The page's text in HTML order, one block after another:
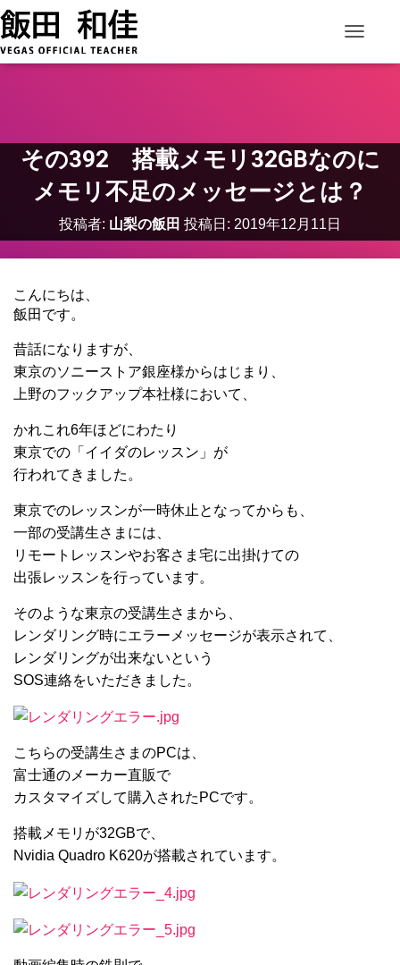
その392 搭載メモリ32GBなのに
メモリ不足のメッセージとは？
投稿者: 山梨の飯田 投稿日: 2019年12月11日
こんにちは、
飯田です。
昔話になりますが、
東京のソニーストア銀座様からはじまり、
上野のフックアップ本社様において、
かれこれ6年ほどにわたり
東京での「イイダのレッスン」が
行われてきました。
東京でのレッスンが一時休止となってからも、
一部の受講生さまには、
リモートレッスンやお客さま宅に出掛けての
出張レッスンを行っています。
そのような東京の受講生さまから、
レンダリング時にエラーメッセージが表示されて、
レンダリングが出来ないという
SOS連絡をいただきました。
こちらの受講生さまのPCは、
富士通のメーカー直販で
カスタマイズして購入されたPCです。
搭載メモリが32GBで、
Nvidia Quadro K620が搭載されています。